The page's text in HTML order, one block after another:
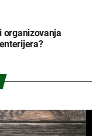
organizovanja